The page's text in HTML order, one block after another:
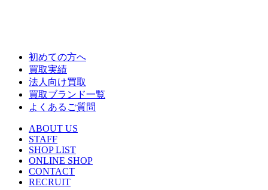
初めての方へ
買取実績
法人向け買取
買取ブランド一覧
よくあるご質問
ABOUT US
STAFF
SHOP LIST
ONLINE SHOP
CONTACT
RECRUIT